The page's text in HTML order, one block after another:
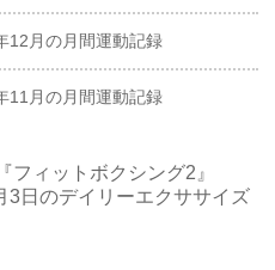
12月の月間運動記録
11月の月間運動記録
フィットボクシング2』
3日のデイリーエクササイズ